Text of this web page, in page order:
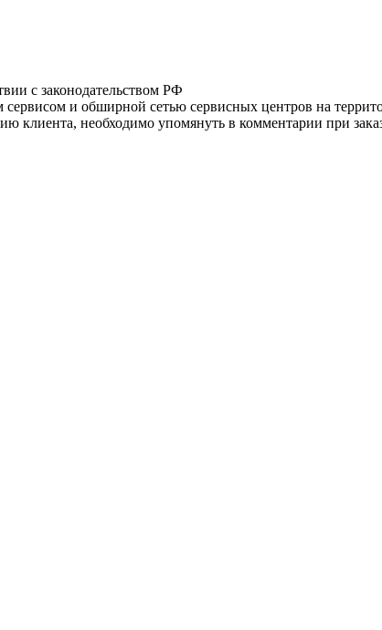
с законодательством РФ
и обширной сетью сервисных центров на
клиента, необходимо упомянуть в комментарии при